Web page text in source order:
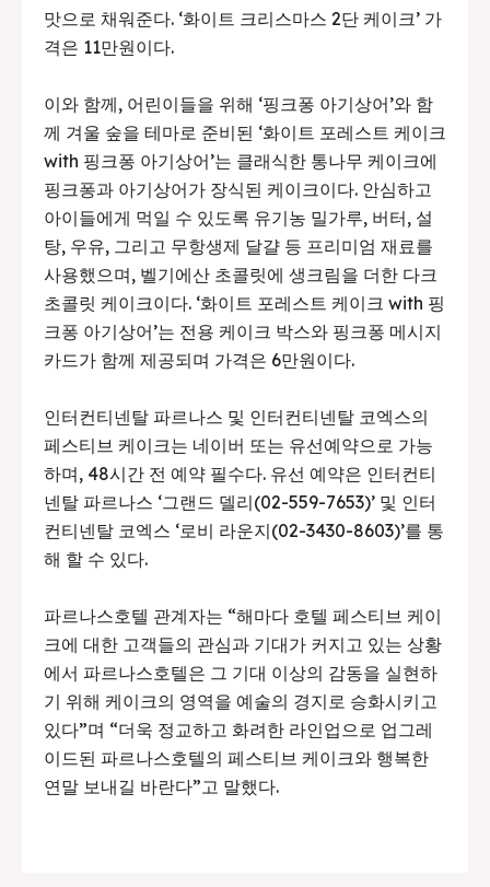
맛으로 채워준다. ‘화이트 크리스마스 2단 케이크’ 가
격은 11만원이다.
이와 함께, 어린이들을 위해 ‘핑크퐁 아기상어’와 함
께 겨울 숲을 테마로 준비된 ‘화이트 포레스트 케이크
with 핑크퐁 아기상어’는 클래식한 통나무 케이크에
핑크퐁과 아기상어가 장식된 케이크이다. 안심하고
아이들에게 먹일 수 있도록 유기농 밀가루, 버터, 설
탕, 우유, 그리고 무항생제 달걀 등 프리미엄 재료를
사용했으며, 벨기에산 초콜릿에 생크림을 더한 다크
초콜릿 케이크이다. ‘화이트 포레스트 케이크 with 핑
크퐁 아기상어’는 전용 케이크 박스와 핑크퐁 메시지
카드가 함께 제공되며 가격은 6만원이다.
인터컨티넨탈 파르나스 및 인터컨티넨탈 코엑스의
페스티브 케이크는 네이버 또는 유선예약으로 가능
하며, 48시간 전 예약 필수다. 유선 예약은 인터컨티
넨탈 파르나스 ‘그랜드 델리(02-559-7653)’ 및 인터
컨티넨탈 코엑스 ‘로비 라운지(02-3430-8603)’를 통
해 할 수 있다.
파르나스호텔 관계자는 “해마다 호텔 페스티브 케이
크에 대한 고객들의 관심과 기대가 커지고 있는 상황
에서 파르나스호텔은 그 기대 이상의 감동을 실현하
기 위해 케이크의 영역을 예술의 경지로 승화시키고
있다”며 “더욱 정교하고 화려한 라인업으로 업그레
이드된 파르나스호텔의 페스티브 케이크와 행복한
연말 보내길 바란다”고 말했다.